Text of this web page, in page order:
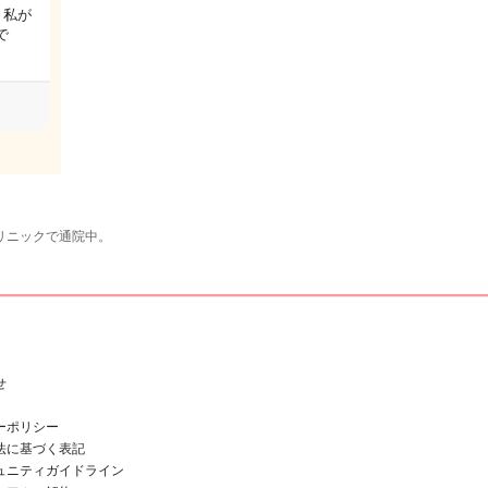
私が
ックで通院中。
ポリシー
に基づく表記
ニティガイドライン